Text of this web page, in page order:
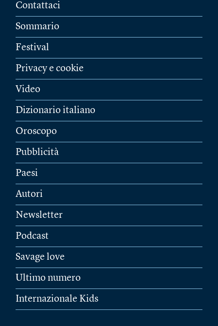
Contattaci
Sommario
Festival
Privacy e cookie
Video
Dizionario italiano
Oroscopo
Pubblicità
Paesi
Autori
Newsletter
Podcast
Savage love
Ultimo numero
Internazionale Kids